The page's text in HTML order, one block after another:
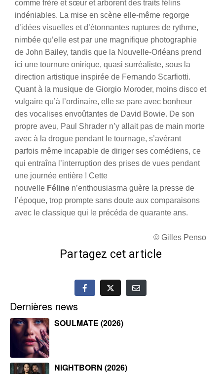
comme frère et sœur et arborent des traits félins
indéniables. La mise en scène elle-même regorge
d’idées visuelles et d’étonnantes ruptures de rythme,
nimbée qu’elle est par une magnifique photographie
de John Bailey, tandis que la Nouvelle-Orléans prend
ici une tournure onirique, quasi surréaliste, sous la
direction artistique inspirée de Fernando Scarfiotti.
Quant à la musique de Giorgio Moroder, moins disco et
vulgaire qu’à l’ordinaire, elle se pare avec bonheur
des vocalises envoûtantes de David Bowie. De son
propre aveu, Paul Shrader n’y allait pas de main morte
avec à la drogue pendant le tournage, s’avérant
parfois même incapable de diriger ses comédiens, ce
qui entraîna l’interruption des prises de vues pendant
une journée entière ! Cette
nouvelle Féline n’enthousiasma guère la presse de
l’époque, trop prompte sans doute aux comparaisons
avec le classique qui le précéda de quarante ans.
© Gilles Penso
Partagez cet article
Dernières news
SOULMATE (2026)
NIGHTBORN (2026)